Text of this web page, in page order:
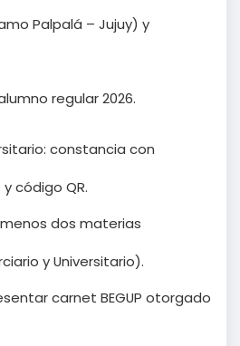
Palpalá – Jujuy) y
regular 2026.
constancia con
código QR.
dos materias
y Universitario).
carnet BEGUP otorgado